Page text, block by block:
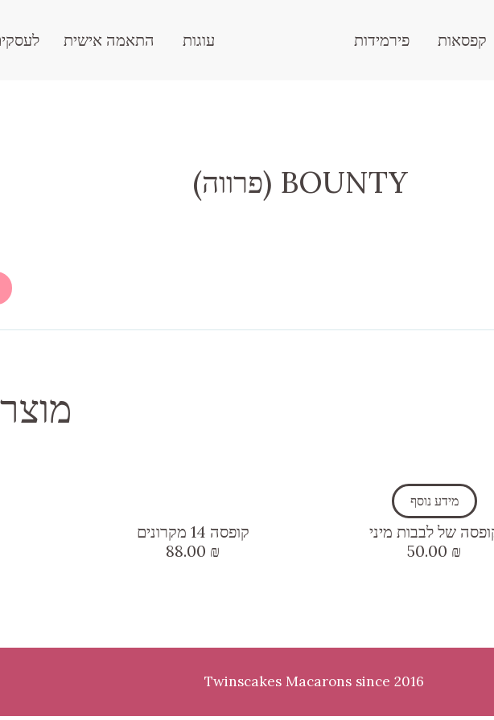
התאמה אישית עוגות פירמידות קפסאות
(פרווה) BOUNTY
קופסה 14 מקרונים
88.00 ₪
מידע נוסף
של לבבות מיני
50.00 ₪
Twinscakes Macarons since 2016